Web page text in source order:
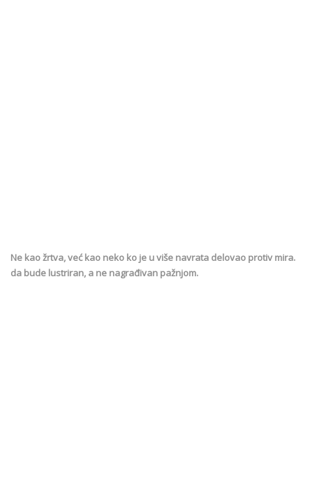
Ne kao žrtva, već kao neko ko je u više navrata delovao protiv mira.
da bude lustriran, a ne nagrađivan pažnjom.